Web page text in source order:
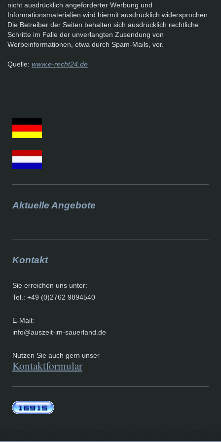
nicht ausdrücklich angeforderter Werbung und
Informationsmaterialien wird hiermit ausdrücklich widersprochen.
Die Betreiber der Seiten behalten sich ausdrücklich rechtliche
Schritte im Falle der unverlangten Zusendung von
Werbeinformationen, etwa durch Spam-Mails, vor.
Quelle: www.e-recht24.de
Aktuelle Angebote
Kontakt
Sie erreichen uns unter:
Tel.: +49 (0)2762 9894540
E-Mail:
info@auszeit-im-sauerland.de
Nutzen Sie auch gern unser
Kontaktformular